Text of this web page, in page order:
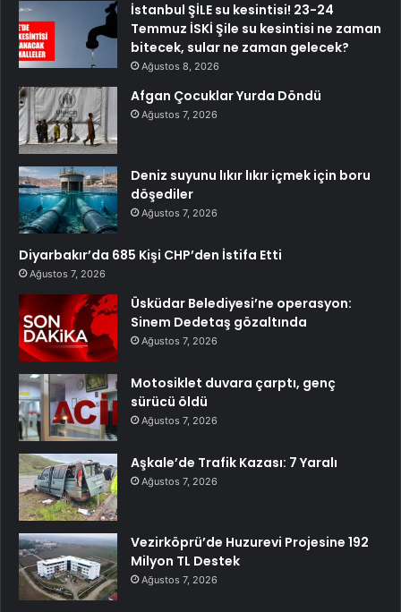
İstanbul ŞİLE su kesintisi! 23-24
Temmuz İSKİ Şile su kesintisi ne zaman
bitecek, sular ne zaman gelecek?
Ağustos 8, 2026
Afgan Çocuklar Yurda Döndü
Ağustos 7, 2026
Deniz suyunu lıkır lıkır içmek için boru
döşediler
Ağustos 7, 2026
Diyarbakır’da 685 Kişi CHP’den İstifa Etti
Ağustos 7, 2026
Üsküdar Belediyesi’ne operasyon:
Sinem Dedetaş gözaltında
Ağustos 7, 2026
Motosiklet duvara çarptı, genç
sürücü öldü
Ağustos 7, 2026
Aşkale’de Trafik Kazası: 7 Yaralı
Ağustos 7, 2026
Vezirköprü’de Huzurevi Projesine 192
Milyon TL Destek
Ağustos 7, 2026